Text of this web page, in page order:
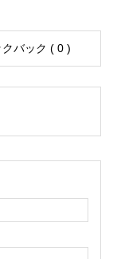
クバック ( 0 )